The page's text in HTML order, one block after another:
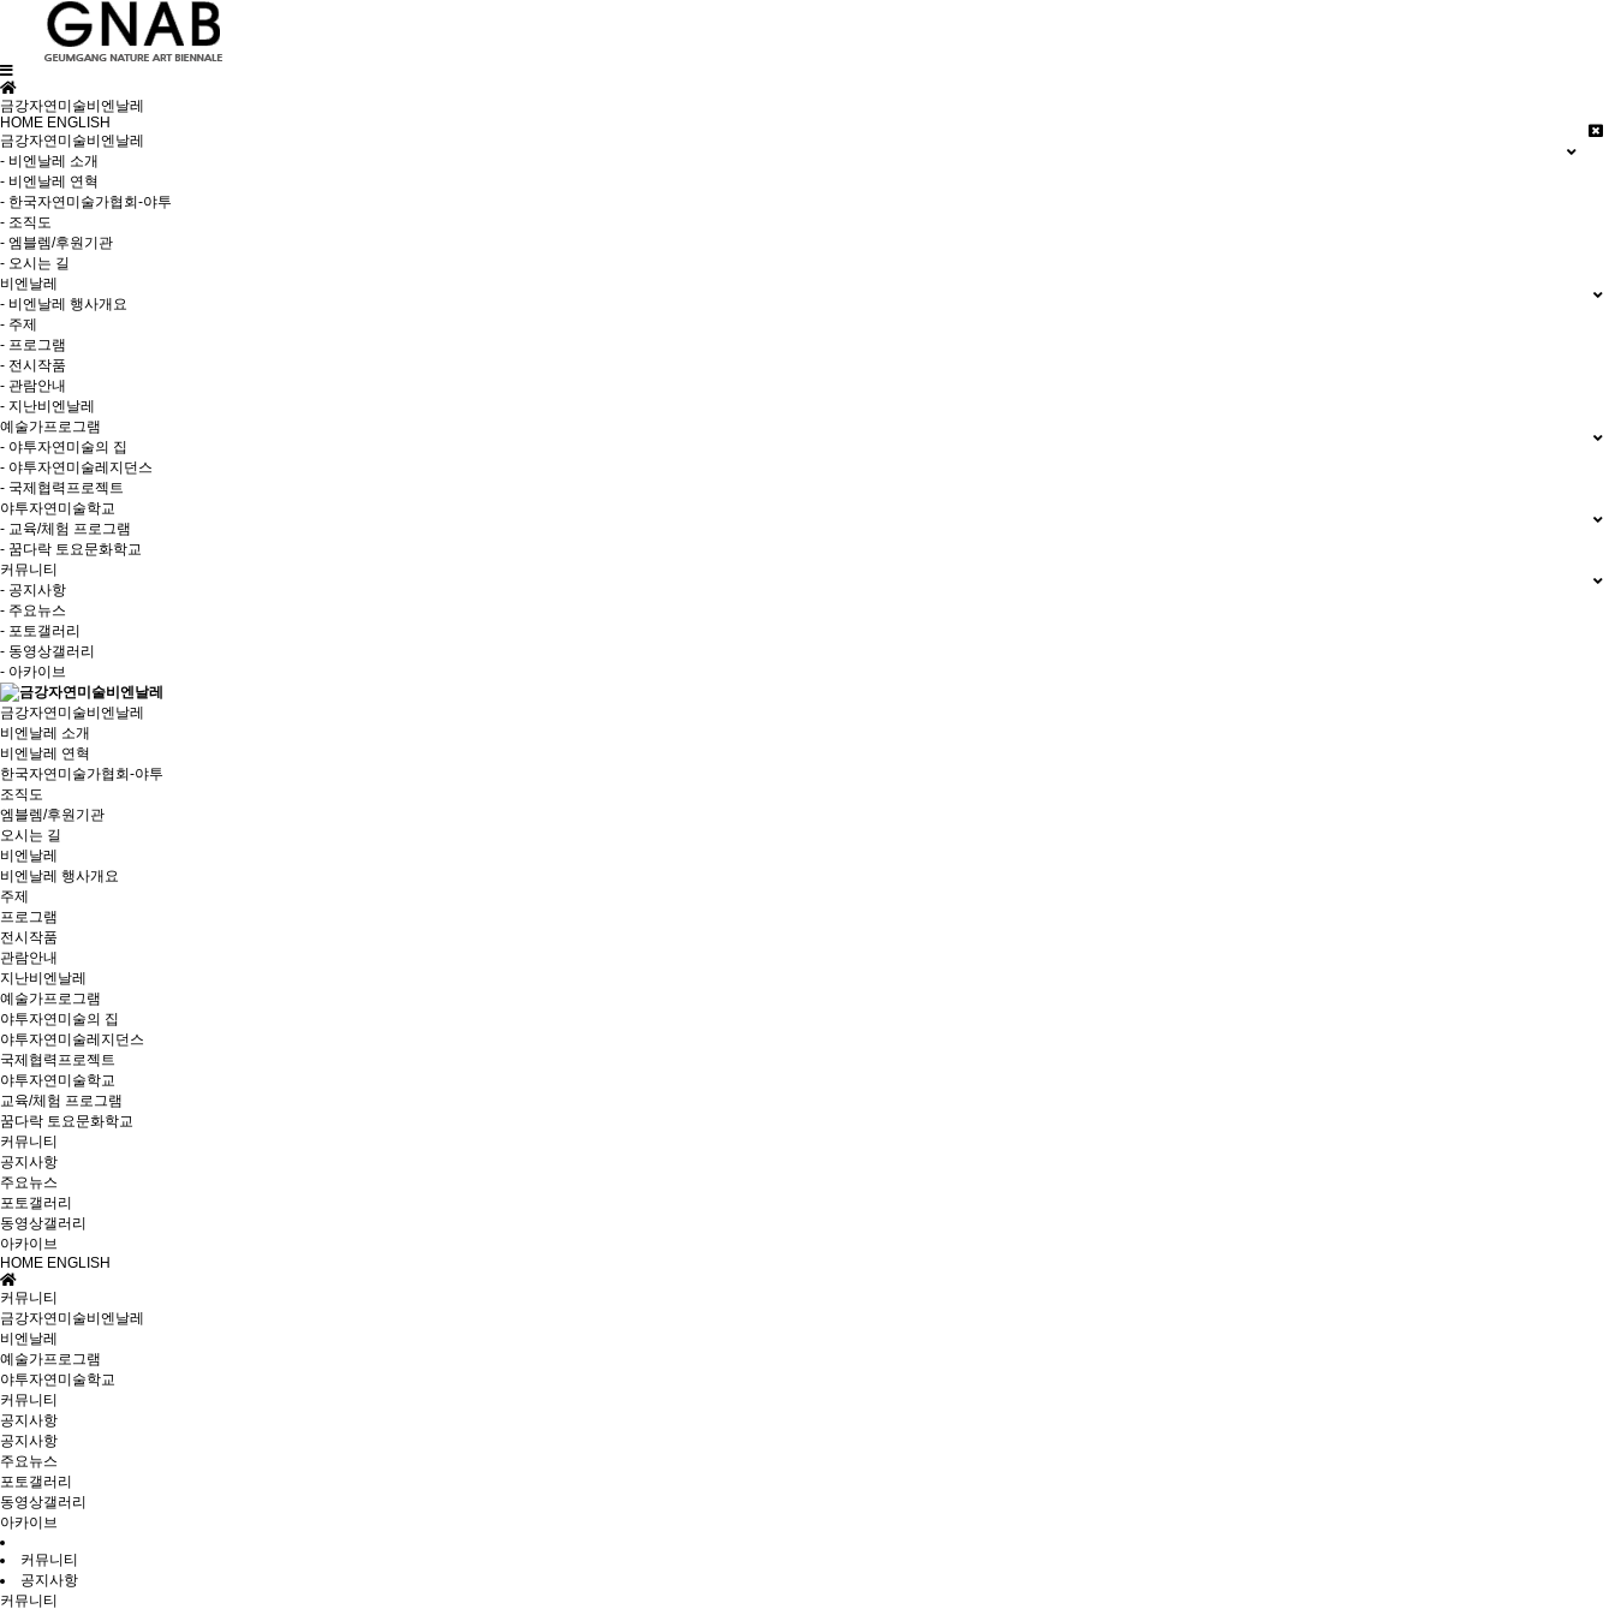
금강자연미술비엔날레
HOME ENGLISH
금강자연미술비엔날레
- 비엔날레 소개
- 비엔날레 연혁
- 한국자연미술가협회-야투
- 조직도
- 엠블렘/후원기관
- 오시는 길
비엔날레
- 비엔날레 행사개요
- 주제
- 프로그램
- 전시작품
- 관람안내
- 지난비엔날레
예술가프로그램
- 야투자연미술의 집
- 야투자연미술레지던스
- 국제협력프로젝트
야투자연미술학교
- 교육/체험 프로그램
- 꿈다락 토요문화학교
커뮤니티
- 공지사항
- 주요뉴스
- 포토갤러리
- 동영상갤러리
- 아카이브
금강자연미술비엔날레
비엔날레 소개
비엔날레 연혁
한국자연미술가협회-야투
조직도
엠블렘/후원기관
오시는 길
비엔날레
비엔날레 행사개요
주제
프로그램
전시작품
관람안내
지난비엔날레
예술가프로그램
야투자연미술의 집
야투자연미술레지던스
국제협력프로젝트
야투자연미술학교
교육/체험 프로그램
꿈다락 토요문화학교
커뮤니티
공지사항
주요뉴스
포토갤러리
동영상갤러리
아카이브
HOME ENGLISH
커뮤니티
금강자연미술비엔날레
비엔날레
예술가프로그램
야투자연미술학교
커뮤니티
공지사항
공지사항
주요뉴스
포토갤러리
동영상갤러리
아카이브
커뮤니티
공지사항
커뮤니티